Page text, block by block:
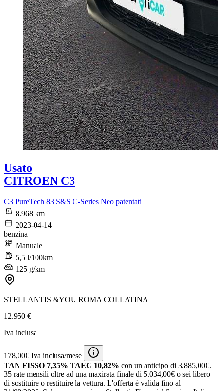
Usato
CITROEN C3
C3 PureTech 83 S&S C-Series Neo patentati
8.968 km
2023-04-14
benzina
Manuale
5,5 l/100km
125 g/km
STELLANTIS &YOU ROMA COLLATINA
12.950 €
Iva inclusa
178,00€ Iva inclusa/mese
TAN FISSO 7,35% TAEG 10,82% con un anticipo di 3.885,00€.
35 rate mensili oltre ad una maxirata finale di 5.034,00€ o sei libero
di sostituire o restituire la vettura. L'offerta è valida fino al